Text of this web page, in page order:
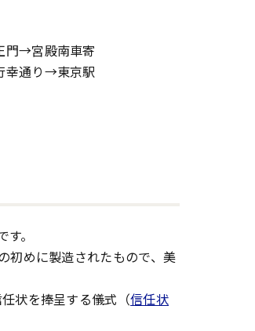
門→宮殿南車寄
幸通り→東京駅
。
初めに製造されたもので、美
状を捧呈する儀式（信任状